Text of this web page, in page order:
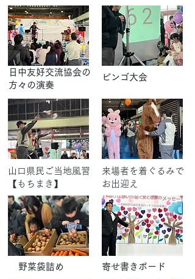
日中友好交流協会の
方々の演奏
ビンゴ大会
​山口県民ご当地風習
【もちまき】
野菜袋詰め
​来場者を着ぐるみで
お出迎え
寄せ書きボード